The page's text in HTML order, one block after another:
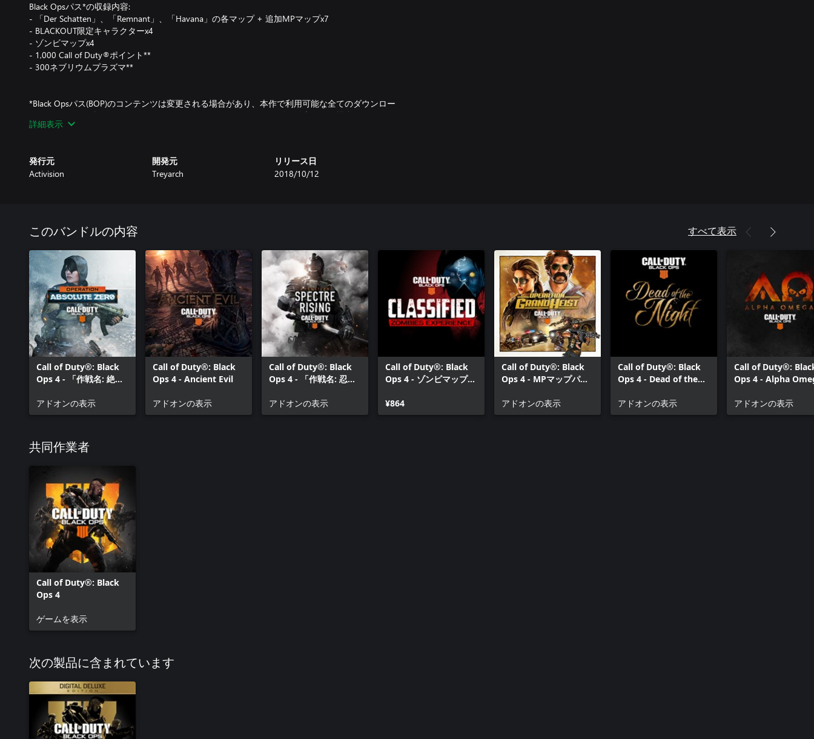
Black Opsパス*の収録内容:
- 「Der Schatten」、「Remnant」、「Havana」の各マップ + 追加MPマップx7
- BLACKOUT限定キャラクターx4
- ゾンビマップx4
- 1,000 Call of Duty®ポイント**
- 300ネブリウムプラズマ**
*Black Opsパス(BOP)のコンテンツは変更される場合があり、本作で利用可能な全てのダウンロー
ド コンテンツが含まれるとは限りません。BOPのコンテンツは個別に販売される場合がありま
す。別途料金が発生するコンテンツを個別に購入しないよう、ご注意ください。
詳細は、www.callofduty.comでご確認ください。
者に帰属します。
詳細表示
発行元
Activision
開発元
Treyarch
リリース日
2018/10/12
このバンドルの内容 すべて表示
Call of Duty®: Black
Ops 4 - 「作戦名: 絶対
アドオンの表示
Call of Duty®: Black
Ops 4 - Ancient Evil
アドオンの表示
Call of Duty®: Black
Ops 4 - 「作戦名: 忍び
アドオンの表示
Call of Duty®: Black
Ops 4 - ゾンビマップ
¥864
Call of Duty®: Black
Ops 4 - MPマップパッ
アドオンの表示
Call of Duty®: Black
Ops 4 - Dead of the
アドオンの表示
Call of Duty®:
Ops 4 - Alpha
アドオンの表示
共同作業者
Call of Duty®: Black
Ops 4
ゲームを表示
次の製品に含まれています